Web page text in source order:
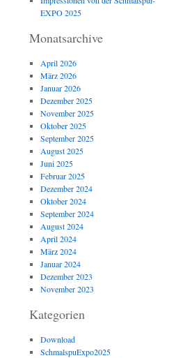
EXPO 2025
Monatsarchive
April 2026
März 2026
Januar 2026
Dezember 2025
November 2025
Oktober 2025
September 2025
August 2025
Juni 2025
Februar 2025
Dezember 2024
Oktober 2024
September 2024
August 2024
April 2024
März 2024
Januar 2024
Dezember 2023
November 2023
Kategorien
Download
SchmalspuExpo2025